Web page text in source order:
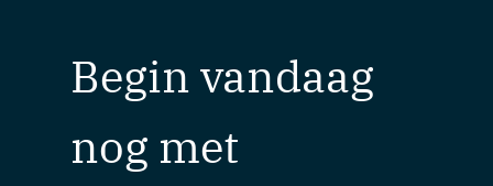
Begin vandaag
nog met